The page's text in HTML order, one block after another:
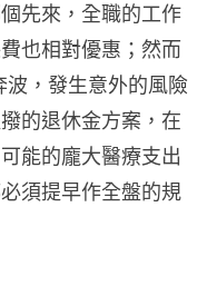
先來，全職的工作
也相對優惠；然而
，發生意外的風險
的退休金方案，在
能的龐大醫療支出
須提早作全盤的規